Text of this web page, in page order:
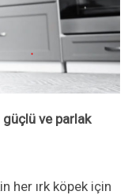
güçlü ve parlak
her ırk köpek için